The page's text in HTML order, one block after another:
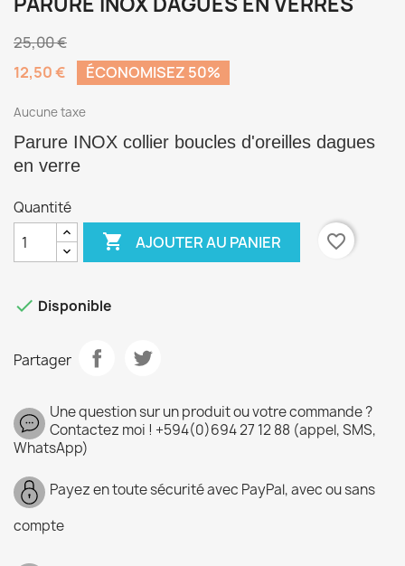
25,00 €
12,50 €
ÉCONOMISEZ 50%
Aucune taxe
Parure INOX collier boucles d'oreilles dagues
en verre
Quantité
 AJOUTER AU PANIER favorite_border
 Disponible
Partager
Une question sur un produit ou votre commande ?
Contactez moi ! +594(0)694 27 12 88 (appel, SMS,
WhatsApp)
Payez en toute sécurité avec PayPal, avec ou sans
compte